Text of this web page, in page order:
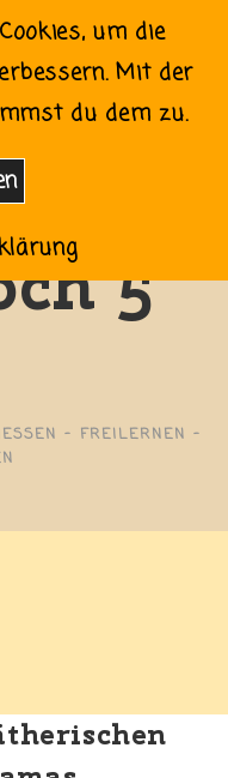
Vanlifechaos
5
- FREILERNEN -
um die
Mit der
du dem zu.